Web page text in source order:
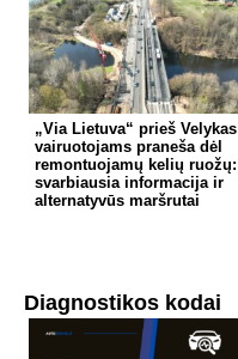
„Via Lietuva“ prieš Velykas
vairuotojams praneša dėl
remontuojamų kelių ruožų:
svarbiausia informacija ir
alternatyvūs maršrutai
Diagnostikos kodai